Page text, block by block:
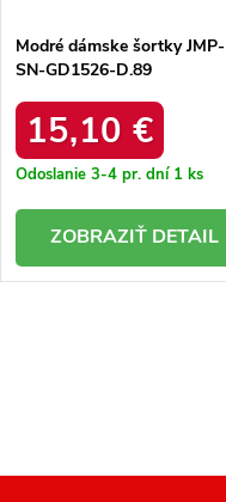
Modré dámske šortky JMP-
SN-GD1526-D.89
15,10 €
Odoslanie 3-4 pr. dní 1 ks
DETAIL